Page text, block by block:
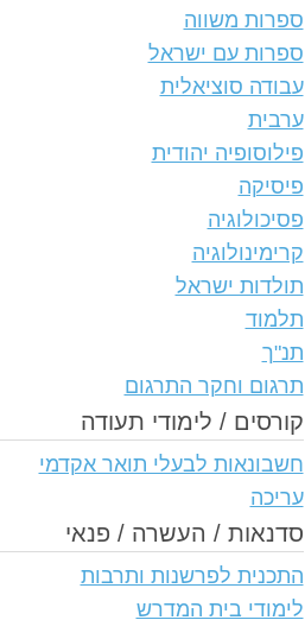
ספרות משווה
ספרות עם ישראל
עבודה סוציאלית
ערבית
פילוסופיה יהודית
פיסיקה
פסיכולוגיה
קרימינולוגיה
תולדות ישראל
תלמוד
תנ"ך
תרגום וחקר התרגום
קורסים / לימודי תעודה
חשבונאות לבעלי תואר אקדמי
עריכה
סדנאות / העשרה / פנאי
התכנית לפרשנות ותרבות
לימודי בית המדרש